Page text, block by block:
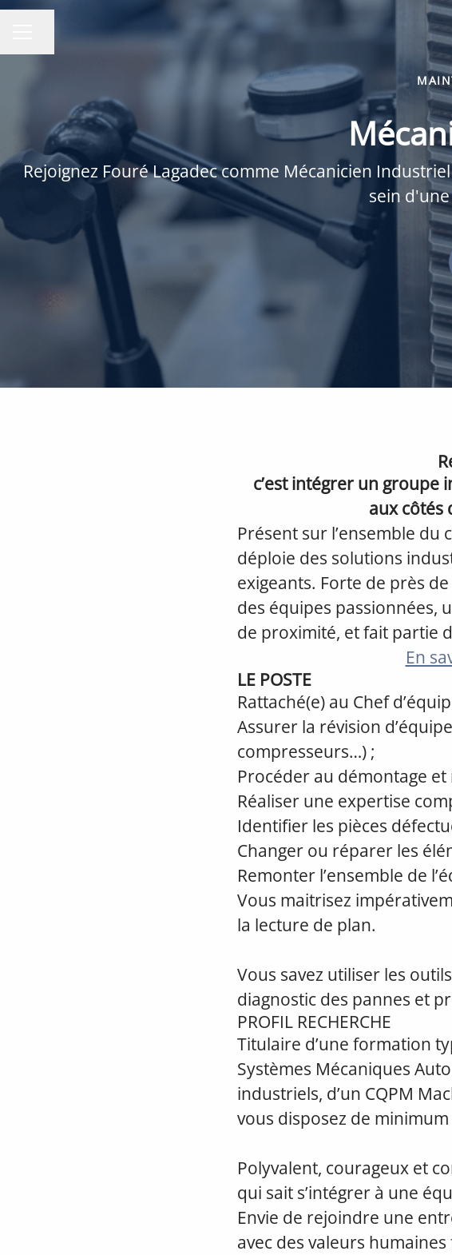
MENU CARRIÈRE
Partager la page
Rejoignez Fouré Lagadec comme Mécanicien
sein
c’est intégrer un groupe
aux côtés
Présent sur l’ensemble du
déploie des solutions
exigeants. Forte de près
des équipes passionnées,
de proximité, et fait partie
En
LE POSTE
Rattaché(e) au Chef
Assurer la révision
compresseurs…) ;
Procéder au démontage et
Réaliser une expertise
Identifier les pièces
Changer ou réparer les
Remonter l’ensemble de
Vous maitrisez
la lecture de plan.
Vous savez utiliser les
diagnostic des pannes et
PROFIL RECHERCHE
Titulaire d’une formation
Systèmes Mécaniques
industriels, d’un CQPM
vous disposez de
Polyvalent, courageux et
qui sait s’intégrer à une
Envie de rejoindre une
avec des valeurs